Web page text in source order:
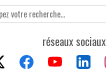
réseaux sociaux